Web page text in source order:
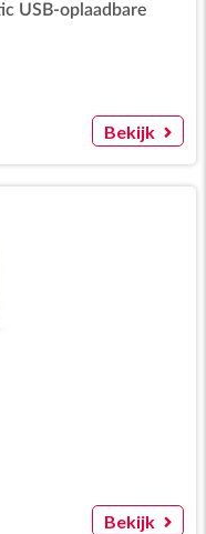
USB-oplaadbare
Bekijk
Bekijk